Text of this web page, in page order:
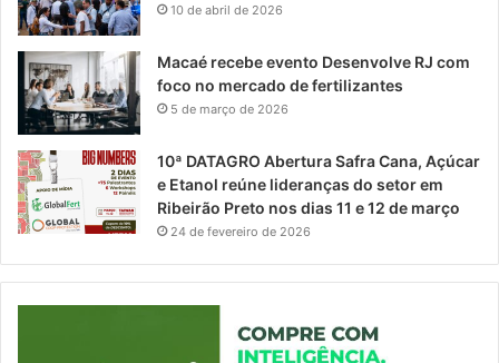
10 de abril de 2026
Macaé recebe evento Desenvolve RJ com
foco no mercado de fertilizantes
5 de março de 2026
10ª DATAGRO Abertura Safra Cana, Açúcar
e Etanol reúne lideranças do setor em
Ribeirão Preto nos dias 11 e 12 de março
24 de fevereiro de 2026